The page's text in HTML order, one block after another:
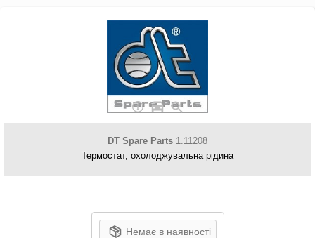
DT Spare Parts 1.11208
Термостат, охолоджувальна рідина
Немає в наявності